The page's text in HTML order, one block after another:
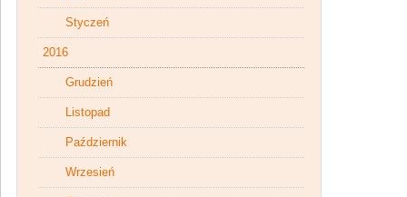
Styczeń
2016
Grudzień
Listopad
Październik
Wrzesień